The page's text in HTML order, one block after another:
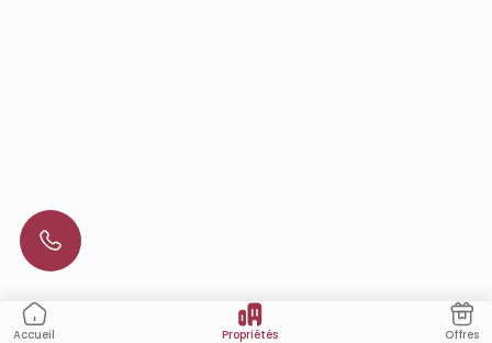
Accueil Propriétés Offres